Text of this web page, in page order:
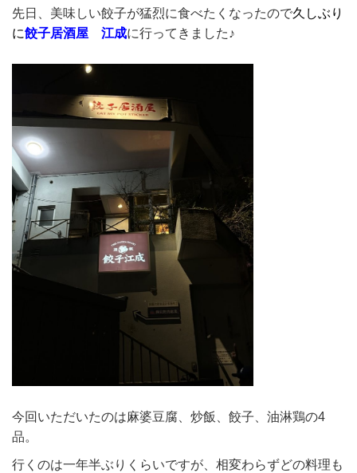
先日、美味しい餃子が猛烈に食べたくなったので久しぶり
に餃子居酒屋 江成に行ってきました♪
今回いただいたのは麻婆豆腐、炒飯、餃子、油淋鶏の4
品。
行くのは一年半ぶりくらいですが、相変わらずどの料理も